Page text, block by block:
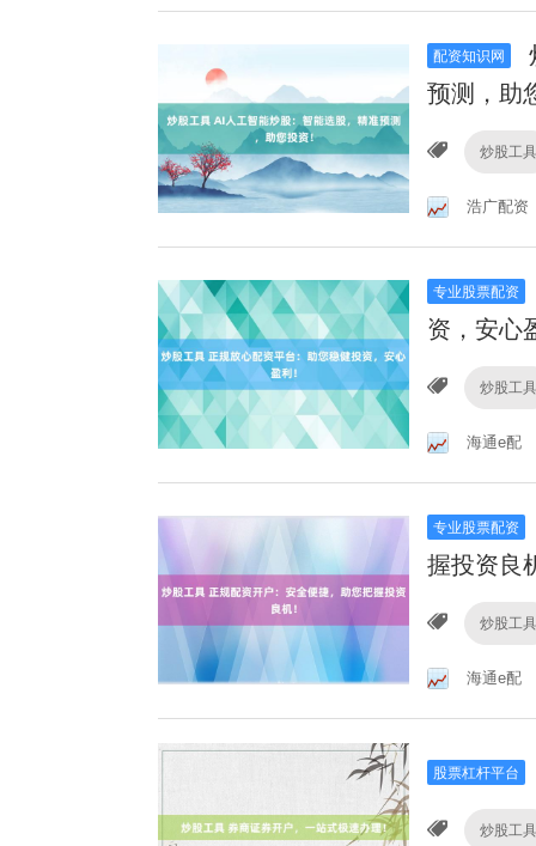
配资知识网
预测，助
炒股工具
浩广配资
专业股票配资
资，安心
炒股工具
海通e配
专业股票配资
握投资良
炒股工具
海通e配
股票杠杆平台
炒股工具